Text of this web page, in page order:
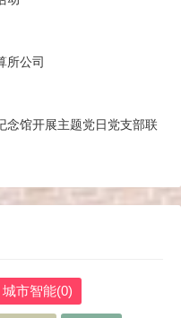
所公司
念馆开展主题党日党支部联
城市智能(0)